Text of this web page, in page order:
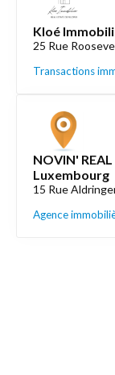
Kloé
25 Rue
Transactions
NOVIN'
Luxembourg
15 Rue
Agence